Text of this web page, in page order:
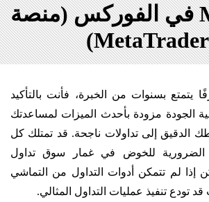
منصة MT5 في الفوركس (منصة
MetaTrader
يتمتع بسنوات من الخبرة، فأنت بالتأكيد
الجودة مزودة بأحدث الميزات لمساعدتك
الدقيق إلى تداولات ناجحة. قد تمتلك كل
الضرورية للخوض في غمار سوق تداول
إذا لم تتمكن أدوات التداول من التماشي
تودع تنفيذ عمليات التداول المثالي.